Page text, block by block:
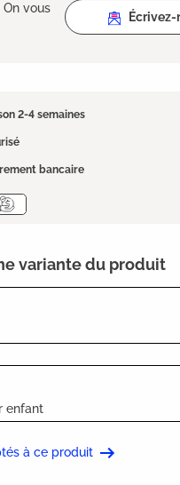
On vous
Écrivez-
2-4 semaines
bancaire
variante du produit
enfant
à ce produit